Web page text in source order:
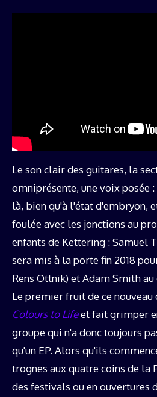
Le son clair des guitares, la
omniprésente, une voix posée
là, bien qu'à l'état d'embryon,
foulée avec les jonctions au
enfants de Kettering : Samuel
sera mis à la porte fin 2018
Rens Ottnik) et Adam Smith
Le premier fruit de ce
Colours to Lifeet fait grimper
groupe qui n'a donc toujours
qu'un EP. Alors qu'ils
trognes aux quatre coins de la
des festivals ou en ouvertures